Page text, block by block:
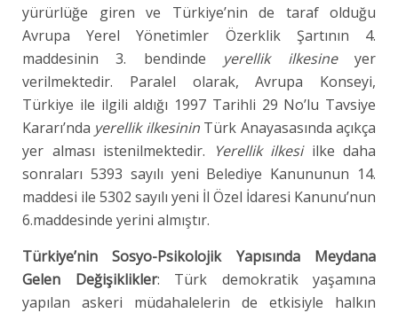
yürürlüğe giren ve Türkiye’nin de taraf olduğu
Avrupa Yerel Yönetimler Özerklik Şartının 4.
maddesinin 3. bendinde yerellik ilkesineyer
verilmektedir. Paralel olarak, Avrupa Konseyi,
Türkiye ile ilgili aldığı 1997 Tarihli 29 No’lu Tavsiye
Kararı’nda yerellik ilkesininTürk Anayasasında açıkça
yer alması istenilmektedir.
Yerellik ilkesiilke daha
sonraları 5393 sayılı yeni Belediye Kanununun 14.
maddesi ile 5302 sayılı yeni İl Özel İdaresi Kanunu’nun
6.maddesinde yerini almıştır.
Türkiye’nin Sosyo-Psikolojik Yapısında Meydana
Gelen Değişiklikler: Türk demokratik yaşamına
yapılan askeri müdahalelerin de etkisiyle halkın